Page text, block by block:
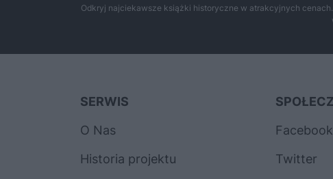
Odkryj najciekawsze książki historyczne w atrakcyjnych
SERWIS
O Nas
Historia projektu
Facebook
Twitter